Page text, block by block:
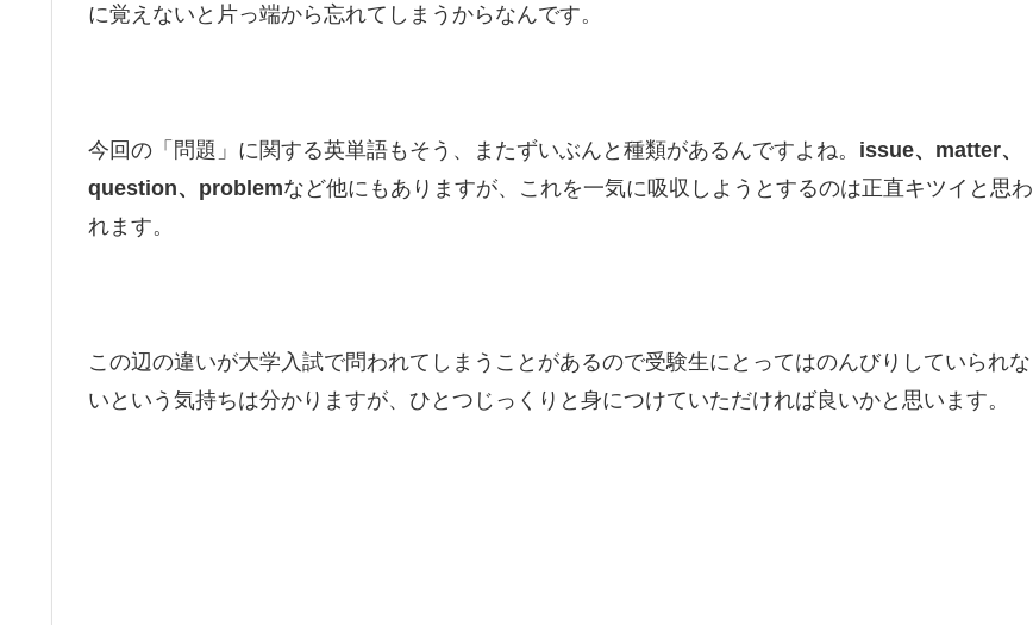
に覚えないと片っ端から忘れてしまうからなんです。
今回の「問題」に関する英単語もそう、またずいぶんと種類があるんですよね。 issue、matter、
question、problemなど他にもありますが、これを一気に吸収しようとするのは正直キツイと思わ
れます。
この辺の違いが大学入試で問われてしまうことがあるので受験生にとってはのんびりしていられな
いという気持ちは分かりますが、ひとつじっくりと身につけていただければ良いかと思います。